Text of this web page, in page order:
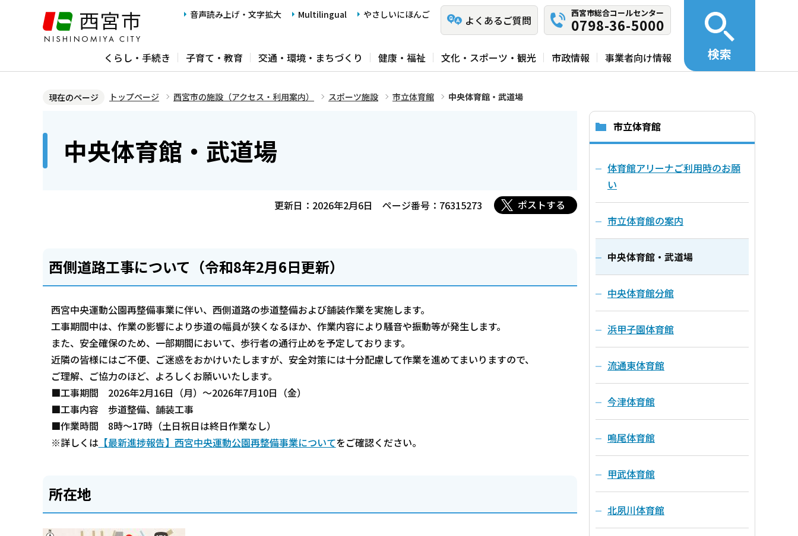
ジ
音声読み上げ・文字拡大 Multilingual やさしいにほんご よくあるご質問
西宮市総合コールセンター
0798-36-5000
くらし・手続き 子育て・教育 交通・環境・まちづくり 健康・福祉 文化・スポーツ・観光 市政情報 事業者向け情報 検索
現在のページ トップページ 西宮市の施設（アクセス・利用案内） スポーツ施設 市立体育館 中央体育館・武道場
中央体育館・武道場
更新日：2026年2月6日 ページ番号：76315273 ポストする
西側道路工事について（令和8年2月6日更新）
西宮中央運動公園再整備事業に伴い、西側道路の歩道整備および舗装作業を実施します。
工事期間中は、作業の影響により歩道の幅員が狭くなるほか、作業内容により騒音や振動等が発生します。
また、安全確保のため、一部期間において、歩行者の通行止めを予定しております。
近隣の皆様にはご不便、ご迷惑をおかけいたしますが、安全対策には十分配慮して作業を進めてまいりますので、
ご理解、ご協力のほど、よろしくお願いいたします。
■工事期間 2026年2月16日（月）～2026年7月10日（金）
■工事内容 歩道整備、舗装工事
■作業時間 8時～17時（土日祝日は終日作業なし）
※詳しくは 【最新進捗報告】西宮中央運動公園再整備事業についてをご確認ください。
所在地
市立体育館
体育館アリーナご利用時のお願
い
市立体育館の案内
中央体育館・武道場
中央体育館分館
浜甲子園体育館
流通東体育館
今津体育館
鳴尾体育館
甲武体育館
北夙川体育館